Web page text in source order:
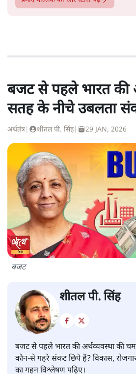
बजट से पहले भारत की
सतह के नीचे उबलता
अर्थतंत्र शीतल पी. सिंह| 29 JAN, 2026
बजट
शीतल पी. सिंह
बजट से पहले भारत की अर्थव्यवस्था की
कौन-से गहरे संकट छिपे हैं? विकास,
का गहन विश्लेषण पढ़िए।